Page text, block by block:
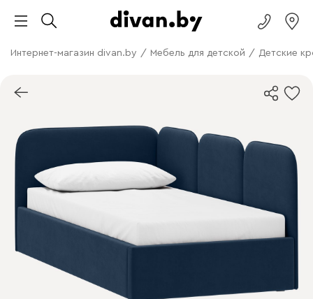
Интернет-магазин divan.by / Мебель для детской / Детские